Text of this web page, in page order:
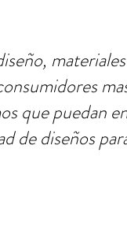
que puedan
de diseños